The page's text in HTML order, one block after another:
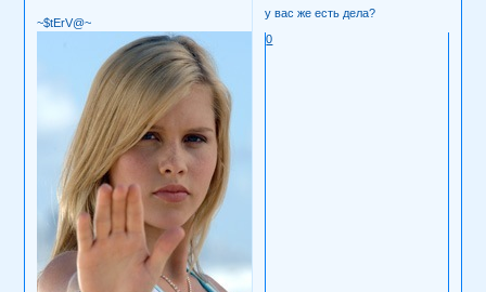
~$tErV@~
у вас же есть дела?
0